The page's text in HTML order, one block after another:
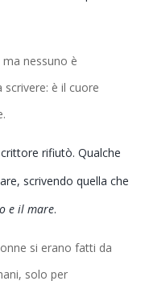
nessuno è
è il cuore
rifiutò. Qualche
scrivendo quella che
e il mare.
si erano fatti da
solo per